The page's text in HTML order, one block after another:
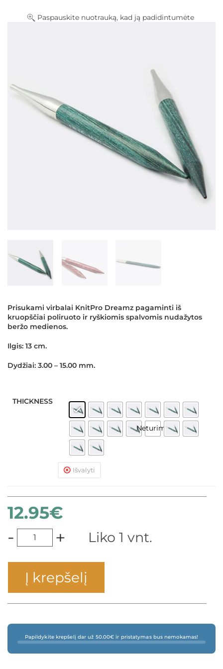
Paspauskite nuotrauką, kad ją padidintumėte
Prisukami virbalai KnitPro Dreamz pagaminti iš
kruopščiai poliruoto ir ryškiomis spalvomis nudažytos
beržo medienos.
Ilgis: 13 cm.
Dydžiai: 3.00 – 15.00 mm.
THICKNESS
Neturime
Išvalyti
12.95€
- + Liko 1 vnt.
Į krepšelį
Papildykite krepšelį dar už 50.00€ ir pristatymas bus nemokamas!